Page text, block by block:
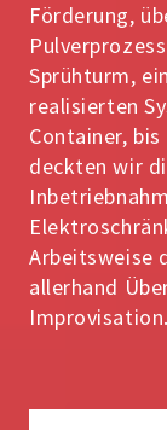
Förderung,
Sprühturm,
realisierten
Container,
deckten wir
Arbeitsweise
allerhand
Improvisation.